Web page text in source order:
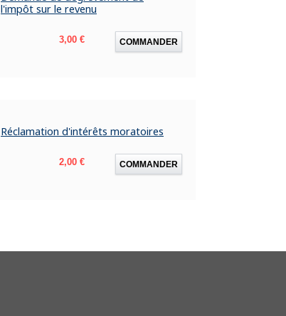
l'impôt sur le revenu
Prix
3,00 € COMMANDER
Réclamation d'intérêts moratoires
Prix
2,00 € COMMANDER